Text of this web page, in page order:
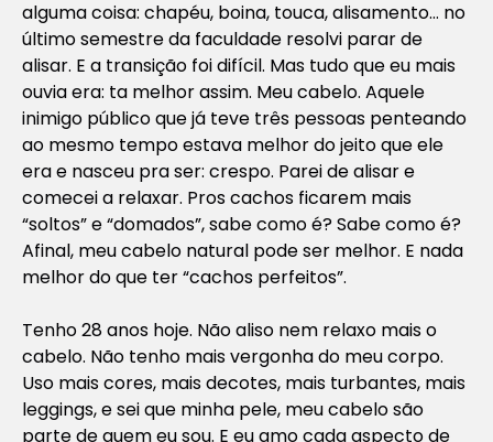
alguma coisa: chapéu, boina, touca, alisamento… no
último semestre da faculdade resolvi parar de
alisar. E a transição foi difícil. Mas tudo que eu mais
ouvia era: ta melhor assim. Meu cabelo. Aquele
inimigo público que já teve três pessoas penteando
ao mesmo tempo estava melhor do jeito que ele
era e nasceu pra ser: crespo. Parei de alisar e
comecei a relaxar. Pros cachos ficarem mais
“soltos” e “domados”, sabe como é? Sabe como é?
Afinal, meu cabelo natural pode ser melhor. E nada
melhor do que ter “cachos perfeitos”.
Tenho 28 anos hoje. Não aliso nem relaxo mais o
cabelo. Não tenho mais vergonha do meu corpo.
Uso mais cores, mais decotes, mais turbantes, mais
leggings, e sei que minha pele, meu cabelo são
parte de quem eu sou. E eu amo cada aspecto de